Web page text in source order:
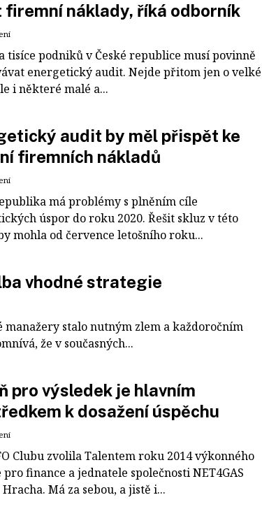
firemní náklady, říká odborník
tisíce podniků v České republice musí povinně
energetický audit. Nejde přitom jen o velké
i některé malé a...
audit by měl přispět ke
firemních nákladů
má problémy s plněním cíle
úspor do roku 2020. Řešit skluz v této
mohla od července letošního roku...
vhodné strategie
stalo nutným zlem a každoročním
že v současných...
pro výsledek je hlavním
k dosažení úspěchu
Clubu zvolila Talentem roku 2014 výkonného
finance a jednatele společnosti NET4GAS
Má za sebou, a jistě i...